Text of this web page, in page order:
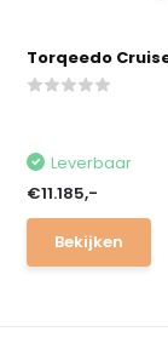
Torqeedo
Leverbaar
€11.185,-
Bekijken